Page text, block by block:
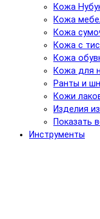
Кожа
Кожа
Кожа
Кожа с
Кожа
Кожа для
Ранты и
Кожи
Изделия
Показать
Инструменты